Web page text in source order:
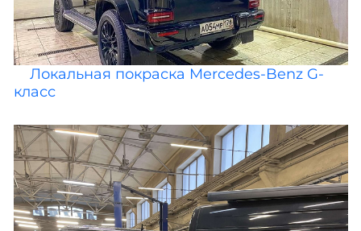
Локальная покраска Mercedes-Benz G-
класс